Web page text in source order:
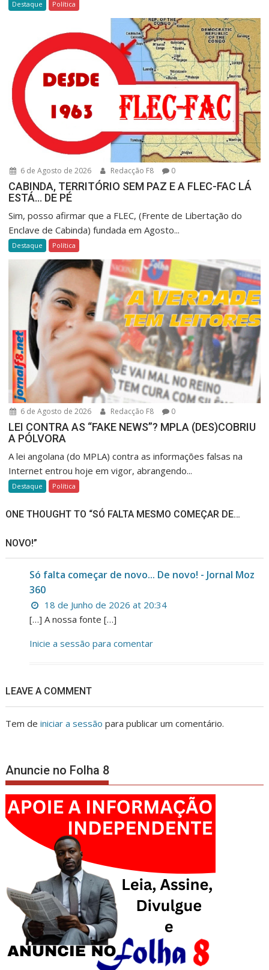
Destaque Política
6 de Agosto de 2026 Redacção F8 0
CABINDA, TERRITÓRIO SEM PAZ E A FLEC-FAC LÁ
ESTÁ… DE PÉ
Sim, posso afirmar que a FLEC, (Frente de Libertação do
Enclave de Cabinda) fundada em Agosto...
Destaque Política
6 de Agosto de 2026 Redacção F8 0
LEI CONTRA AS “FAKE NEWS”? MPLA (DES)COBRIU
A PÓLVORA
A lei angolana (do MPLA) contra as informações falsas na
Internet entrou hoje em vigor, abrangendo...
Destaque Política
ONE THOUGHT TO “SÓ FALTA MESMO COMEÇAR DE…
NOVO!”
Só falta começar de novo... De novo! - Jornal Moz
360
18 de Junho de 2026 at 20:34
[…] A nossa fonte […]
Inicie a sessão para comentar
LEAVE A COMMENT
Tem deiniciar a sessão para publicar um comentário.
Anuncie no Folha 8